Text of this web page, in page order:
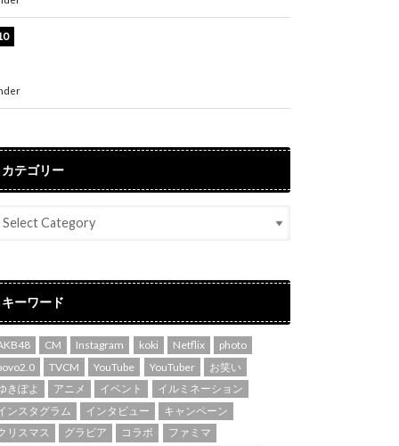
カテゴリー
キーワード
CM Instagram koki Netflix
photo
TVCM YouTube YouTuber
お笑い
きぽよ
アニメ イベント
イルミネーション
ンスタグラム
インタビュー
キャンペーン
リスマス
グラビア コラボ
ファミマ